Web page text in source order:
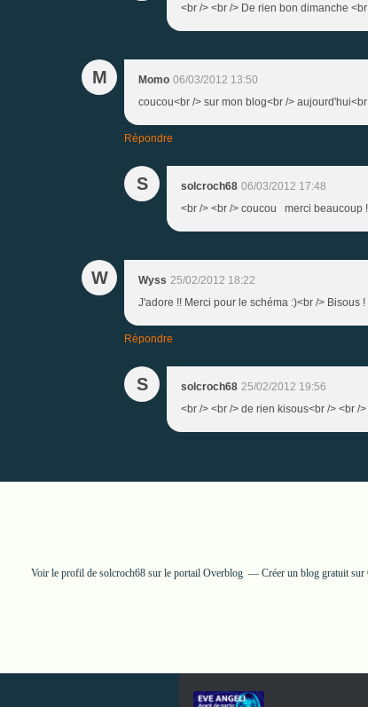
<br /> <br /> De rien bon dimanche
M Momo 06/03/2012 13:50
coucou<br /> sur mon blog<br />
Répondre
S solcroch68 06/03/2012 17:48
<br /> <br /> coucou merci beaucoup
W Wyss 25/02/2012 18:22
J'adore !! Merci pour le schéma :)<br /> Bisous !
Répondre
S solcroch68 25/02/2012 19:56
<br /> <br /> de rien kisous<br /> <br /
Voir le profil de solcroch68sur le portail Overblog Créer un blog gratuit sur